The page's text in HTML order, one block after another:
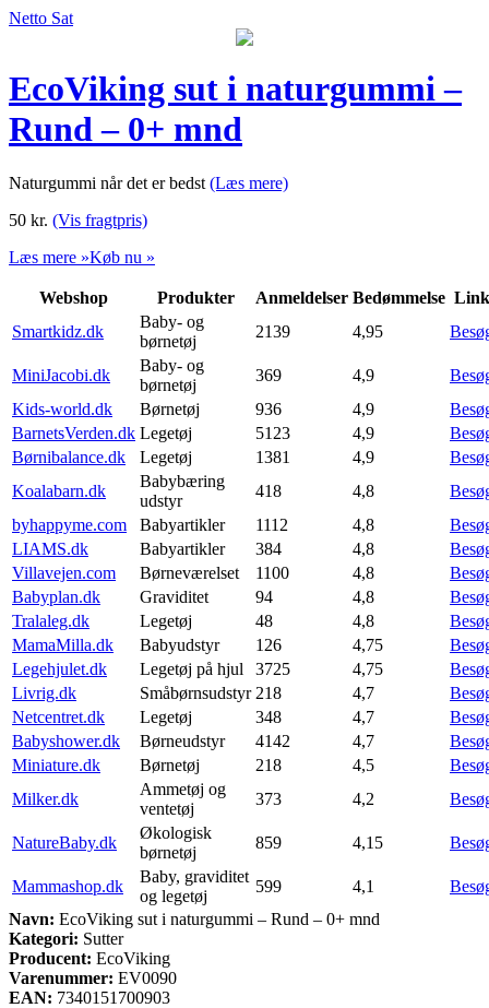
Netto Sat
EcoViking sut i naturgummi –
Rund – 0+ mnd
Naturgummi når det er bedst (Læs mere)
50 kr. (Vis fragtpris)
Læs mere »Køb nu »
Webshop Produkter Anmeldelser Bedømmelse Link
Smartkidz.dk
Baby- og
børnetøj
2139 4,95
MiniJacobi.dk
Baby- og
børnetøj
369 4,9
Kids-world.dk
Børnetøj 936 4,9
BarnetsVerden.dk Legetøj 5123 4,9
Børnibalance.dk
Legetøj 1381 4,9
Koalabarn.dk
Babybæring
udstyr
418 4,8
byhappyme.com
Babyartikler 1112 4,8
LIAMS.dk
Babyartikler 384 4,8
Villavejen.com
Børneværelset 1100 4,8
Babyplan.dk
Graviditet 94 4,8
Tralaleg.dk
Legetøj 48 4,8
MamaMilla.dk
Babyudstyr 126 4,75
Legehjulet.dk
Legetøj på hjul 3725 4,75
Livrig.dk
Småbørnsudstyr 218 4,7
Netcentret.dk
Legetøj 348 4,7
Babyshower.dk
Børneudstyr 4142 4,7
Miniature.dk
Børnetøj 218 4,5
Milker.dk
Ammetøj og
ventetøj
373 4,2
NatureBaby.dk
Økologisk
børnetøj
859 4,15
Mammashop.dk
Baby, graviditet
og legetøj
599 4,1
Navn: EcoViking sut i naturgummi – Rund – 0+ mnd
Kategori: Sutter
Producent: EcoViking
Varenummer: EV0090
EAN: 7340151700903